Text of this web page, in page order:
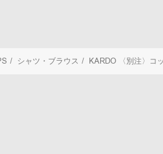
/ シャツ・ブラウス / KARDO 〈別注〉コ